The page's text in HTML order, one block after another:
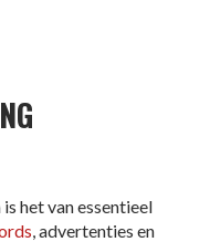
het van essentieel
, advertenties en